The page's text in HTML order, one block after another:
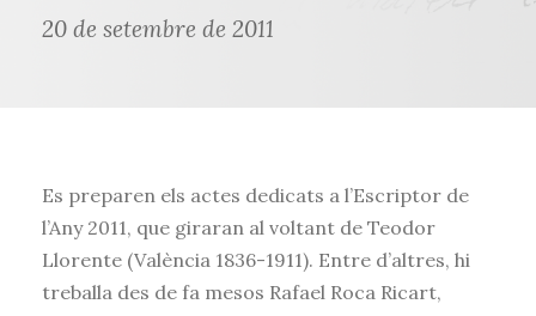
20 de setembre de 2011
Es preparen els actes dedicats a l’Escriptor de
l’Any 2011, que giraran al voltant de Teodor
Llorente (València 1836-1911). Entre d’altres, hi
treballa des de fa mesos Rafael Roca Ricart,